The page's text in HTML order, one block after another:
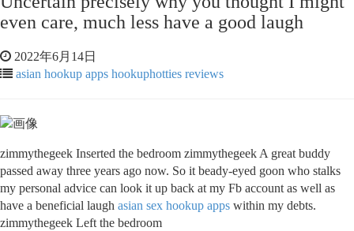
even care, much less have a good laugh
2022年6月14日
asian hookup apps hookuphotties reviews
zimmythegeek Inserted the bedroom zimmythegeek A great buddy
passed away three years ago now. So it beady-eyed goon who stalks
my personal advice can look it up back at my Fb account as well as
have a beneficial laugh asian sex hookup apps within my debts.
zimmythegeek Left the bedroom